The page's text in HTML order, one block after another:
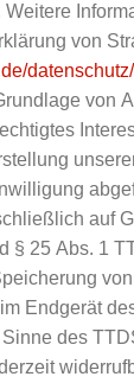
Weitere
von
datenschutz/
von
auf
§ 25 Abs. 1
Endgerät
des